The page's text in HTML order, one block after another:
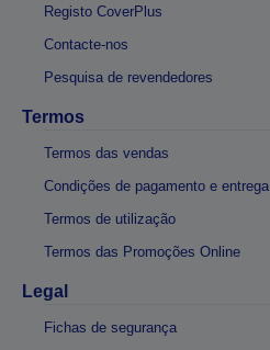
Registo CoverPlus
Contacte-nos
Pesquisa de revendedores
Termos
Termos das vendas
Condições de pagamento e entrega
Termos de utilização
Termos das Promoções Online
Legal
Fichas de segurança